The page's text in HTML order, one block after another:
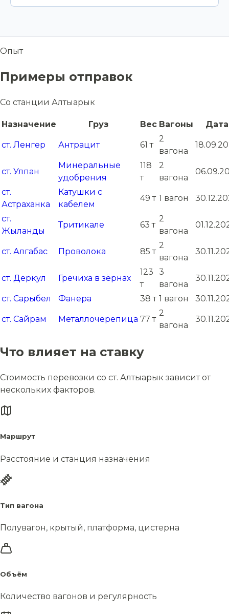
Опыт
Примеры отправок
Со станции Алтыарык
Назначение Груз Вес Вагоны Дата
ст. Ленгер Антрацит 61 т
2
вагона
ст. Улпан
Минеральные
удобрения
118
т
2
вагона
ст.
Астраханка
Катушки с
кабелем
49 т 1 вагон
ст.
Жыланды
Тритикале 63 т
2
вагона
ст. Алгабас Проволока 85 т
2
вагона
ст. Деркул Гречиха в зёрнах
123
т
3
вагона
ст. Сарыбел Фанера 38 т 1 вагон
ст. Сайрам Металлочерепица 77 т
2
вагона
Что влияет на ставку
Стоимость перевозки со ст. Алтыарык зависит от
нескольких факторов.
Маршрут
Расстояние и станция назначения
Тип вагона
Полувагон, крытый, платформа, цистерна
Объём
Количество вагонов и регулярность